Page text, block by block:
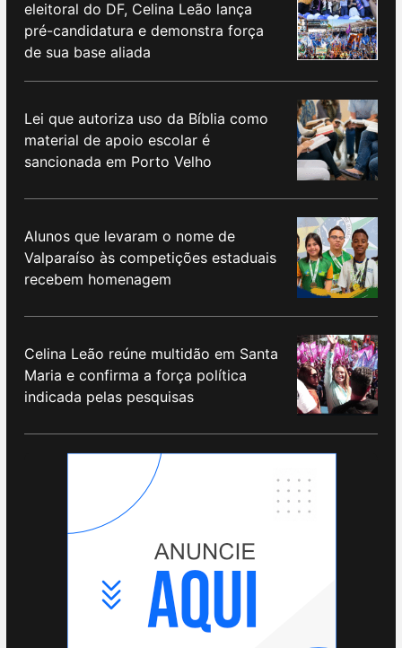
eleitoral do DF, Celina Leão lança
pré-candidatura e demonstra força
de sua base aliada
Lei que autoriza uso da Bíblia como
material de apoio escolar é
sancionada em Porto Velho
Alunos que levaram o nome de
Valparaíso às competições estaduais
recebem homenagem
Celina Leão reúne multidão em Santa
Maria e confirma a força política
indicada pelas pesquisas